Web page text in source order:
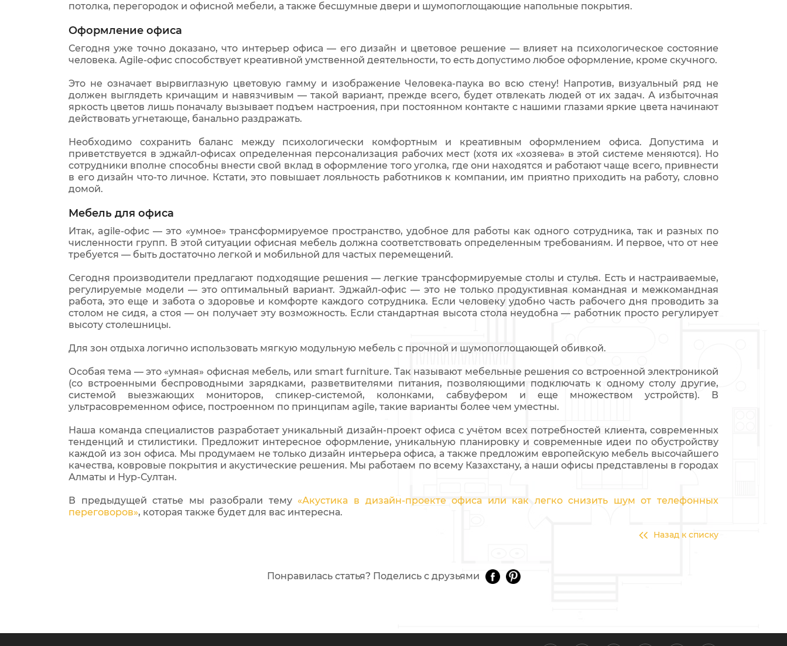
потолка, перегородок и офисной мебели, а также бесшумные двери и шумопоглощающие напольные покрытия.
Оформление офиса
Сегодня уже точно доказано, что интерьер офиса — его дизайн и цветовое решение — влияет на психологическое состояние
человека. Agile-офис способствует креативной умственной деятельности, то есть допустимо любое оформление, кроме скучного.
Это не означает вырвиглазную цветовую гамму и изображение Человека-паука во всю стену! Напротив, визуальный ряд не
должен выглядеть кричащим и навязчивым — такой вариант, прежде всего, будет отвлекать людей от их задач. А избыточная
яркость цветов лишь поначалу вызывает подъем настроения, при постоянном контакте с нашими глазами яркие цвета начинают
действовать угнетающе, банально раздражать.
Необходимо сохранить баланс между психологически комфортным и креативным оформлением офиса. Допустима и
приветствуется в эджайл-офисах определенная персонализация рабочих мест (хотя их «хозяева» в этой системе меняются). Но
сотрудники вполне способны внести свой вклад в оформление того уголка, где они находятся и работают чаще всего, привнести
в его дизайн что-то личное. Кстати, это повышает лояльность работников к компании, им приятно приходить на работу, словно
домой.
Мебель для офиса
Итак, agile-офис — это «умное» трансформируемое пространство, удобное для работы как одного сотрудника, так и разных по
численности групп. В этой ситуации офисная мебель должна соответствовать определенным требованиям. И первое, что от нее
требуется — быть достаточно легкой и мобильной для частых перемещений.
Сегодня производители предлагают подходящие решения — легкие трансформируемые столы и стулья. Есть и настраиваемые,
регулируемые модели — это оптимальный вариант. Эджайл-офис — это не только продуктивная командная и межкомандная
работа, это еще и забота о здоровье и комфорте каждого сотрудника. Если человеку удобно часть рабочего дня проводить за
столом не сидя, а стоя — он получает эту возможность. Если стандартная высота стола неудобна — работник просто регулирует
высоту столешницы.
Для зон отдыха логично использовать мягкую модульную мебель с прочной и шумопоглощающей обивкой.
Особая тема — это «умная» офисная мебель, или smart furniture. Так называют мебельные решения со встроенной электроникой
(со встроенными беспроводными зарядками, разветвителями питания, позволяющими подключать к одному столу другие,
системой выезжающих мониторов, спикер-системой, колонками, сабвуфером и еще множеством устройств). В
ультрасовременном офисе, построенном по принципам agile, такие варианты более чем уместны.
Наша команда специалистов разработает уникальный дизайн-проект офиса с учётом всех потребностей клиента, современных
тенденций и стилистики. Предложит интересное оформление, уникальную планировку и современные идеи по обустройству
каждой из зон офиса. Мы продумаем не только дизайн интерьера офиса, а также предложим европейскую мебель высочайшего
качества, ковровые покрытия и акустические решения. Мы работаем по всему Казахстану, а наши офисы представлены в городах
Алматы и Нур-Султан.
В предыдущей статье мы разобрали тему «Акустика в дизайн-проекте офиса или как легко снизить шум от телефонных
переговоров», которая также будет для вас интересна.
Назад к списку
Понравилась статья? Поделись с друзьями